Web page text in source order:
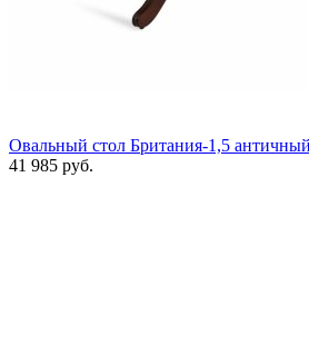
Овальный стол Британия-1,5
41 985 руб.